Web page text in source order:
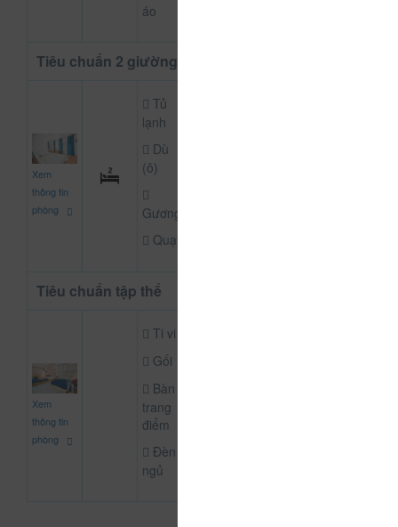
áo
Tiêu chuẩn 2 giường
Xem
thông tin
phòng
Tủ
lạnh
Dù
(ô)
Gương
Quạt
Tiêu chuẩn tập thể
Xem
thông tin
phòng
Ti vi
Gối
Bàn
trang
điểm
Đèn
ngủ